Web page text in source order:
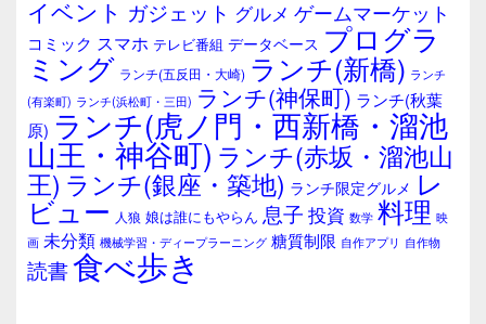
ア
イベント ガジェット グルメ ゲームマーケット
コミック スマホ テレビ番組 データベース プログラ
ミング ランチ(五反田・大崎) ランチ(新橋) ランチ
(有楽町) ランチ(浜松町・三田) ランチ(神保町) ランチ(秋葉
原) ランチ(虎ノ門・西新橋・溜池
山王・神谷町) ランチ(赤坂・溜池山
王) ランチ(銀座・築地) ランチ限定グルメ レ
ビュー 人狼 娘は誰にもやらん 息子 投資 数学 料理 映
画 未分類 機械学習・ディープラーニング 糖質制限 自作アプリ 自作物
読書食べ歩き